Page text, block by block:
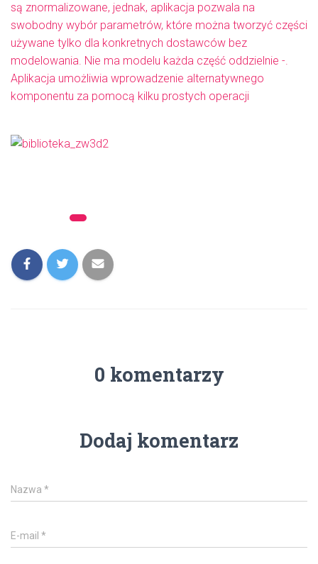
są znormalizowane, jednak, aplikacja pozwala na
swobodny wybór parametrów, które można tworzyć części
używane tylko dla konkretnych dostawców bez
modelowania. Nie ma modelu każda część oddzielnie -.
Aplikacja umożliwia wprowadzenie alternatywnego
komponentu za pomocą kilku prostych operacji
0 komentarzy
Dodaj komentarz
Nazwa *
E-mail *